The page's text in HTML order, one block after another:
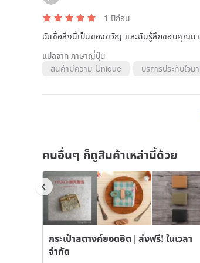
**<Product Specifications>
Material (leather): vegetable tanned
Material (card case): Recycled
Vegetable tanned, aniline finish
Number of cards: Card case: 8 to
there is a possibility of deviation
The color will change and become
The color and texture may vary
The surface may have scratches,
makes the most of the texture of
The color may appear different from
monitor environment.
1 ปีก่อน
ฉันซื้อสิ่งนี้เป็นของขวัญ และฉันรู้สึกขอบคุณม
แปลจาก ภาษาญี่ปุ่น
สินค้ามีความ Unique
บริการประทับใจม
คนอื่นๆ ก็ดูสินค้าเหล่านี้ด้วย
กระเป๋าสตางค์ยอดฮิต | ส่งฟรี! ในเวลา
จำกัด